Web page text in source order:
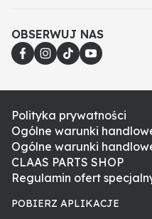
OBSERWUJ NAS
Polityka prywatności
Ogólne warunki
Ogólne warunki
CLAAS PARTS SHOP
Regulamin ofert
POBIERZ APLIKACJE